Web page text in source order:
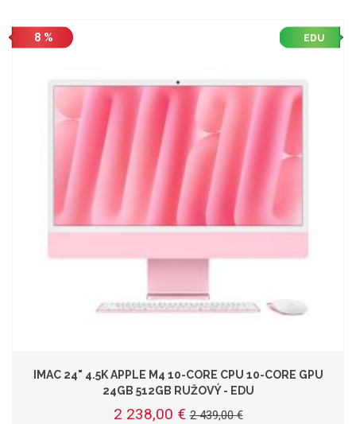
8 % EDU
IMAC 24" 4.5K APPLE M4 10-CORE CPU 10-CORE GPU
24GB 512GB RUŽOVÝ - EDU
2 238,00 € 2 439,00 €